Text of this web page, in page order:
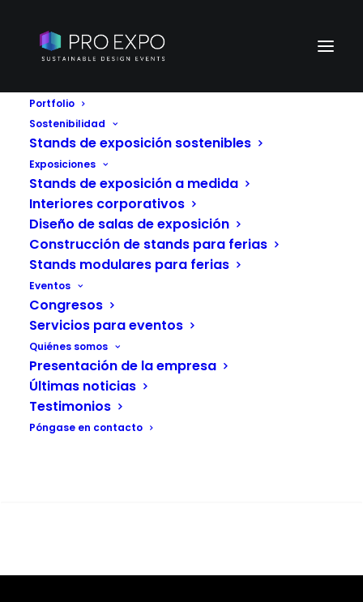
Portfolio
Sostenibilidad
Stands de exposición sostenibles
Exposiciones
Stands de exposición a medida
Interiores corporativos
Diseño de salas de exposición
Construcción de stands para ferias
Stands modulares para ferias
Eventos
Congresos
Servicios para eventos
Quiénes somos
Presentación de la empresa
Últimas noticias
Testimonios
Póngase en contacto